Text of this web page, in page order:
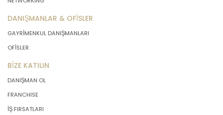
DANIŞMANLAR & OFİSLER
GAYRİMENKUL DANIŞMANLARI
OFİSLER
BİZE KATILIN
DANIŞMAN OL
FRANCHISE
İŞ FIRSATLARI